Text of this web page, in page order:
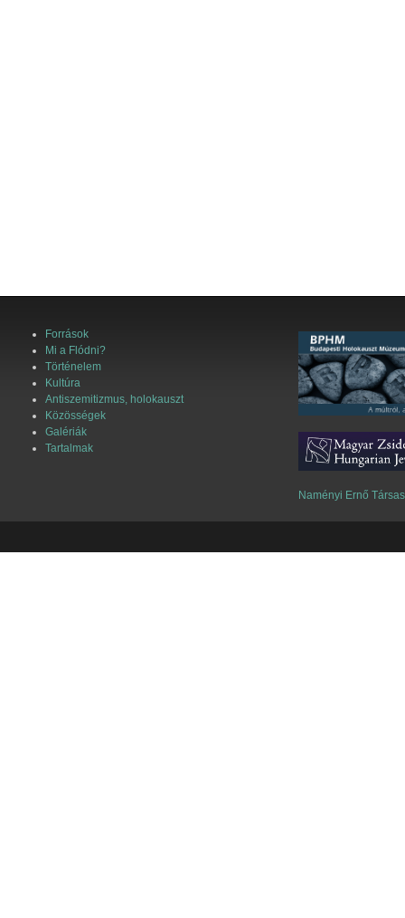
Források
Mi a Flódni?
Történelem
Kultúra
Antiszemitizmus, holokauszt
Közösségek
Galériák
Tartalmak
Naményi Ernő